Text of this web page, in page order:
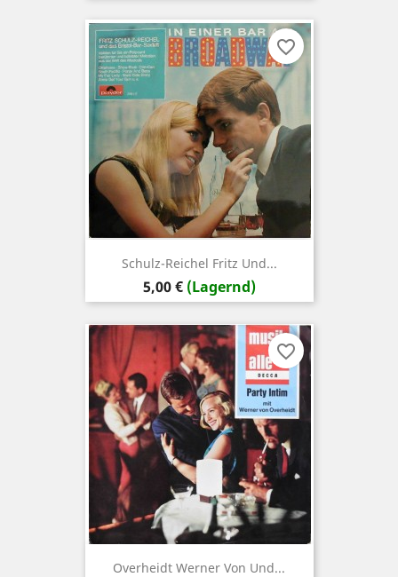
Schulz-Reichel Fritz Und...
Preis
5,00 € (Lagernd)
favorite_border
Overheidt Werner Von Und...
favorite_border